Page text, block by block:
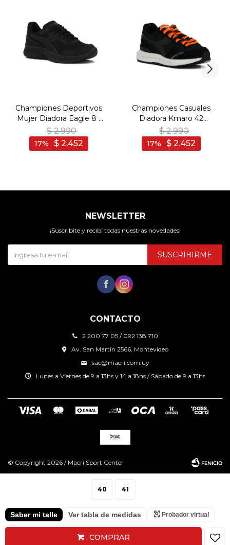
40 41
Saber mi talle Ver tabla de medidas Probador virtual
COMPRAR
Championes Deportivos
Mujer Diadora Eagle 8 -
Negro-Negro
$ 2.990
$ 2.452
17
Championes Casuales
Diadora Kmaro 42
Pigskin Wax Unisex -
Negro-Negro
$ 2.990
$ 2.452
17
CONTACTO
2 200 77 05 / 092 138 710
Av. San Martin 2566, Montevideo
sac@macri.com.uy
Lunes a Viernes de 9 a 13hs y 14 a 18hs / Sábado de 9 a 13hs
NEWSLETTER
¡Suscribite y recibí todas nuestras novedades!
SUSCRIBIRME
 
© Copyright 2026 / Macri Sport Center
Fenicio